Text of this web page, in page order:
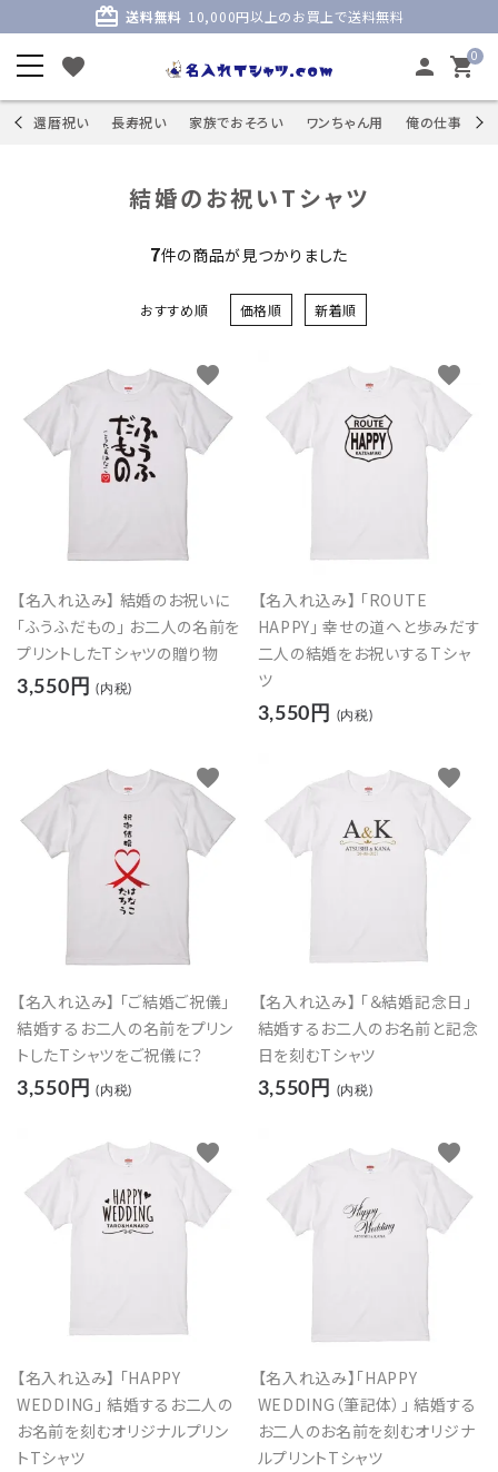
card_giftcard 送料無料 10,000円以上のお買上で送料無料
favorite person 0
shopping_cart
還暦祝い 長寿祝い 家族でおそろい ワンちゃん用 俺の仕事
結婚のお祝いTシャツ
7件の商品が見つかりました
おすすめ順 価格順 新着順
【名入れ込み】 結婚のお祝いに
「ふうふだもの」 お二人の名前を
プリントしたTシャツの贈り物
3,550円 (内税)
favorite
【名入れ込み】 「ROUTE
HAPPY」 幸せの道へと歩みだす
二人の結婚をお祝いするTシャ
ツ
3,550円 (内税)
favorite
【名入れ込み】 「ご結婚ご祝儀」
結婚するお二人の名前をプリン
トしたTシャツをご祝儀に？
3,550円 (内税)
favorite
【名入れ込み】 「＆結婚記念日」
結婚するお二人のお名前と記念
日を刻むTシャツ
3,550円 (内税)
favorite
【名入れ込み】 「HAPPY
WEDDING」 結婚するお二人の
お名前を刻むオリジナルプリン
トTシャツ
favorite
【名入れ込み】「HAPPY
WEDDING（筆記体）」 結婚する
お二人のお名前を刻むオリジナ
ルプリントTシャツ
favorite